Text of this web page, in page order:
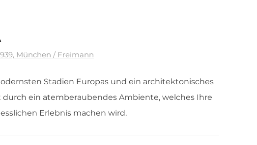
München / Freimann
Stadien Europas und ein architektonisches
durch ein atemberaubendes Ambiente, welches Ihre
Erlebnis machen wird.